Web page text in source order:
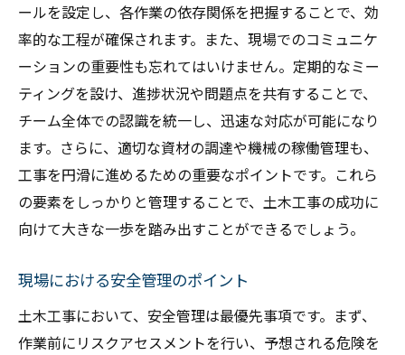
ールを設定し、各作業の依存関係を把握することで、効
率的な工程が確保されます。また、現場でのコミュニケ
ーションの重要性も忘れてはいけません。定期的なミー
ティングを設け、進捗状況や問題点を共有することで、
チーム全体での認識を統一し、迅速な対応が可能になり
ます。さらに、適切な資材の調達や機械の稼働管理も、
工事を円滑に進めるための重要なポイントです。これら
の要素をしっかりと管理することで、土木工事の成功に
向けて大きな一歩を踏み出すことができるでしょう。
現場における安全管理のポイント
土木工事において、安全管理は最優先事項です。まず、
作業前にリスクアセスメントを行い、予想される危険を